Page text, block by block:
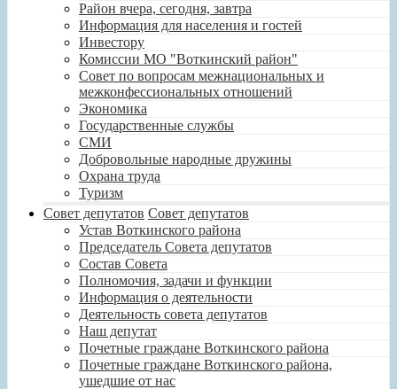
Район вчера, сегодня, завтра
Информация для населения и гостей
Инвестору
Комиссии МО "Воткинский район"
Совет по вопросам межнациональных и
межконфессиональных отношений
Экономика
Государственные службы
СМИ
Добровольные народные дружины
Охрана труда
Туризм
Совет депутатов Совет депутатов
Устав Воткинского района
Председатель Совета депутатов
Состав Совета
Полномочия, задачи и функции
Информация о деятельности
Деятельность совета депутатов
Наш депутат
Почетные граждане Воткинского района
Почетные граждане Воткинского района,
ушедшие от нас